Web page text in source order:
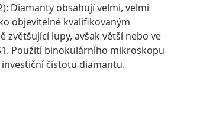
Diamanty obsahují velmi, velmi
objevitelné kvalifikovaným
zvětšující lupy, avšak větší nebo ve
Použití binokulárního mikroskopu
čistotu diamantu.